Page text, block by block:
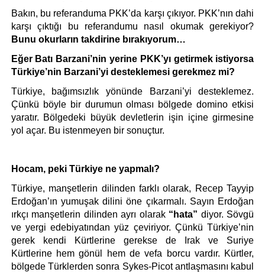
Bakın, bu referanduma PKK’da karşı çıkıyor. PKK’nın dahi
Bunu okurların takdirine bırakıyorum…
Eğer Batı Barzani’nin yerine PKK’yı getirmek istiyorsa
Türkiye’nin Barzani’yi desteklemesi gerekmez mi?
Türkiye, bağımsızlık yönünde Barzani’yi desteklemez.
Çünkü böyle bir durumun olması bölgede domino etkisi
yaratır. Bölgedeki büyük devletlerin işin içine girmesine
yol açar. Bu istenmeyen bir sonuçtur.
Hocam, peki Türkiye ne yapmalı?
Türkiye, manşetlerin dilinden farklı olarak, Recep Tayyip
Erdoğan’ın yumuşak dilini öne çıkarmalı. Sayın Erdoğan
ırkçı manşetlerin dilinden ayrı olarak “hata” diyor. Sövgü
ve yergi edebiyatından yüz çeviriyor. Çünkü Türkiye’nin
gerek kendi Kürtlerine gerekse de Irak ve Suriye
Kürtlerine hem gönül hem de vefa borcu vardır. Kürtler,
bölgede Türklerden sonra Sykes-Picot antlaşmasını kabul